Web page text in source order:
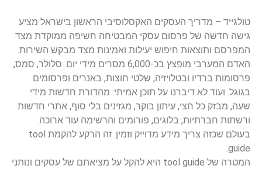
טולגייד – מדריך העסקים האקסלוסיבי הראשון בישראל מציע
גישה חדשה של פרסום עסקי המבטיחה חשיפה ממוקדת מצד
המפרסם ותוצאות חיפוש יעילות ואמינות מצד מבקש השירות.
האדם המערבי מופצץ בכ-6,000 מסרים מידי יום. סלולר, סמס,
פרסומות ברדיו ובטלויזיה, שלטי חוצות, באנרים ופרסומים
בגוגל. ועוד לא דיברנו על תוכן אמיתי: מהדורת חדשות מידי
שעה, מבזק כל חצי, עיתון בוקר, מגזינים בלי סוף, אתרי חדשות
ורשתות חברתיות, בלוגים, פורומים והרשימה עוד ארוכה.
בעולם שכזה צריך מידע מדוייק וזמין. זה הרקע להקמת tool
guide.
המטרה של tool guide היא להקל על מציאתם של עסקים ונותני